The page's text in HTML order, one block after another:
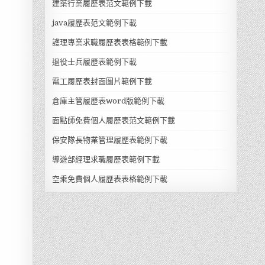
建築行業履歷表范文範例下載
java履歷表范文範例下載
護理專業求職履歷表表格範例下載
退役士兵履歷表範例下載
電工履歷表封面圖片範例下載
倉庫主管履歷表word版範例下載
面點師免費個人履歷表范文範例下載
保安隊長物業管理履歷表範例下載
導遊部經理求職履歷表範例下載
空乘免費個人履歷表表格範例下載